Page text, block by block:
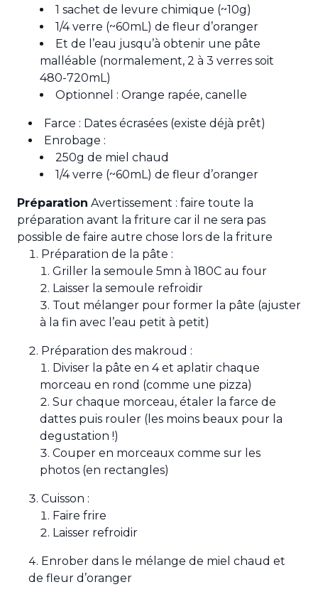
1 sachet de levure chimique (~10g)
1/4 verre (~60mL) de fleur d’oranger
Et de l’eau jusqu’à obtenir une pâte
malléable (normalement, 2 à 3 verres soit
480-720mL)
Optionnel : Orange rapée, canelle
Farce : Dates écrasées (existe déjà prêt)
Enrobage :
250g de miel chaud
1/4 verre (~60mL) de fleur d’oranger
Préparation Avertissement : faire toute la
préparation avant la friture car il ne sera pas
possible de faire autre chose lors de la friture
Préparation de la pâte :
Griller la semoule 5mn à 180C au four
Laisser la semoule refroidir
Tout mélanger pour former la pâte (ajuster
à la fin avec l’eau petit à petit)
Préparation des makroud :
Diviser la pâte en 4 et aplatir chaque
morceau en rond (comme une pizza)
Sur chaque morceau, étaler la farce de
dattes puis rouler (les moins beaux pour la
degustation !)
Couper en morceaux comme sur les
photos (en rectangles)
Cuisson :
Faire frire
Laisser refroidir
Enrober dans le mélange de miel chaud et
de fleur d’oranger